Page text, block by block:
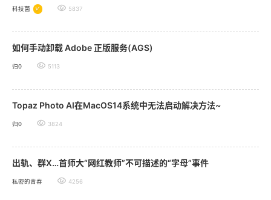
科技菌 5837
如何手动卸载 Adobe 正版服务(AGS)
归0 5113
Topaz Photo AI在MacOS14系统中无法启动解决方法~
归0 3824
出轨、群X…首师大“网红教师”不可描述的“字母”事件
私密的青春 4256